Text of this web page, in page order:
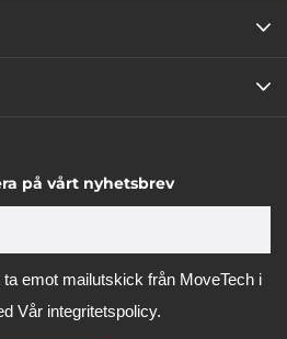
på vårt nyhetsbrev
emot mailutskick från MoveTech i
Vår integritetspolicy.